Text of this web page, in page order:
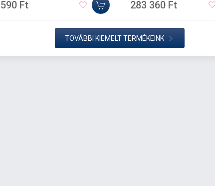
590 Ft 283 360 Ft
TOVÁBBI KIEMELT TERMÉKEINK